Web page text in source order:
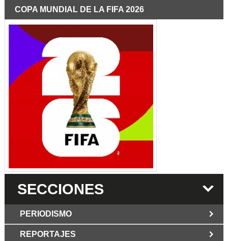
COPA MUNDIAL DE LA FIFA 2026
SECCIONES
PERIODISMO
REPORTAJES